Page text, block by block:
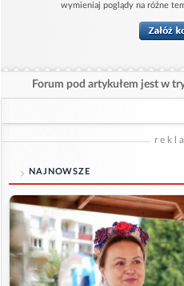
wymieniaj poglądy na różne
Forum pod artykułem jest w
NAJNOWSZE